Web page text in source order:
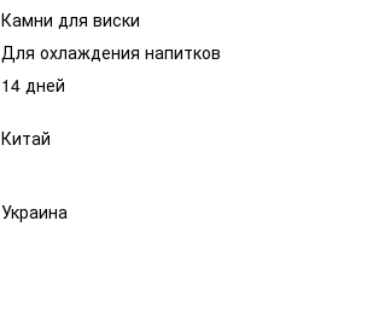
Камни для виски
Для охлаждения напитков
14 дней
Китай
Украина